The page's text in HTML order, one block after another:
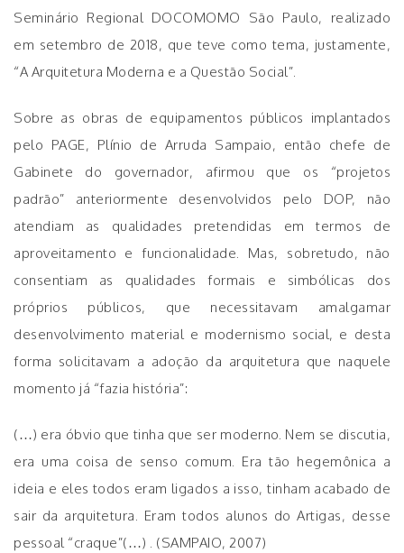
Seminário Regional DOCOMOMO São Paulo, realizado
em setembro de 2018, que teve como tema, justamente,
“A Arquitetura Moderna e a Questão Social”.
Sobre as obras de equipamentos públicos implantados
pelo PAGE, Plínio de Arruda Sampaio, então chefe de
Gabinete do governador, afirmou que os “projetos
padrão” anteriormente desenvolvidos pelo DOP, não
atendiam as qualidades pretendidas em termos de
aproveitamento e funcionalidade. Mas, sobretudo, não
consentiam as qualidades formais e simbólicas dos
próprios públicos, que necessitavam amalgamar
desenvolvimento material e modernismo social, e desta
forma solicitavam a adoção da arquitetura que naquele
momento já “fazia história”:
(…) era óbvio que tinha que ser moderno. Nem se discutia,
era uma coisa de senso comum. Era tão hegemônica a
ideia e eles todos eram ligados a isso, tinham acabado de
sair da arquitetura. Eram todos alunos do Artigas, desse
pessoal “craque”(…) . (SAMPAIO, 2007)